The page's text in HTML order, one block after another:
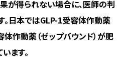
が得られない場合に、医師の判
日本ではGLP-1受容体作動薬
体作動薬（ゼップバウンド）が肥
ます。